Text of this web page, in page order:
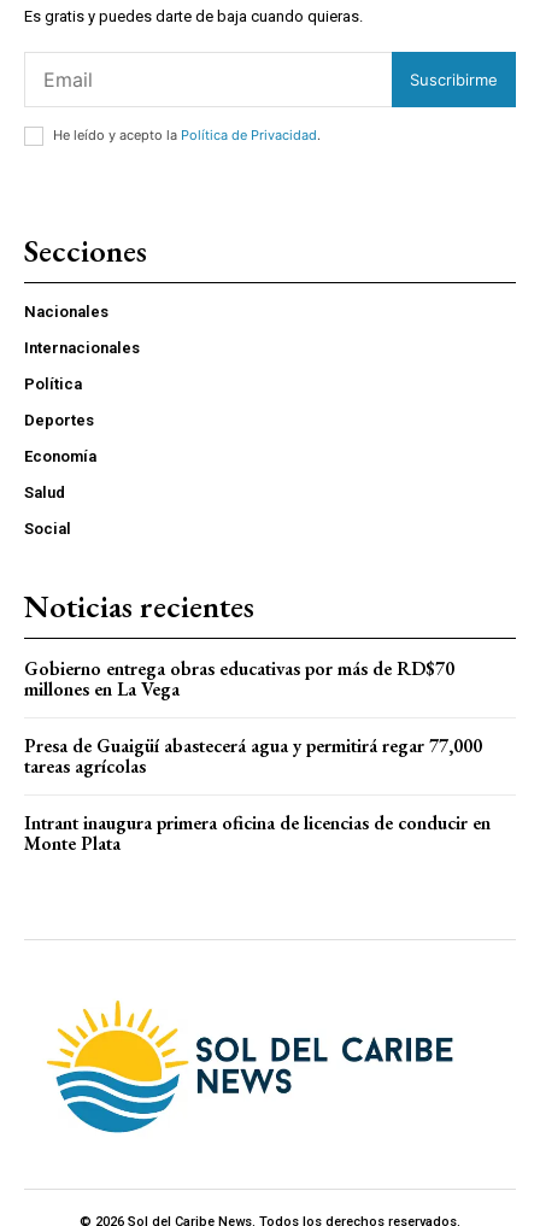
Es gratis y puedes darte de baja cuando quieras.
Suscribirme
He leído y acepto la Política de Privacidad.
Secciones
Nacionales
Internacionales
Política
Deportes
Economía
Salud
Social
Noticias recientes
Gobierno entrega obras educativas por más de RD$70
millones en La Vega
Presa de Guaigüí abastecerá agua y permitirá regar 77,000
tareas agrícolas
Intrant inaugura primera oficina de licencias de conducir en
Monte Plata
© 2026 Sol del Caribe News. Todos los derechos reservados.